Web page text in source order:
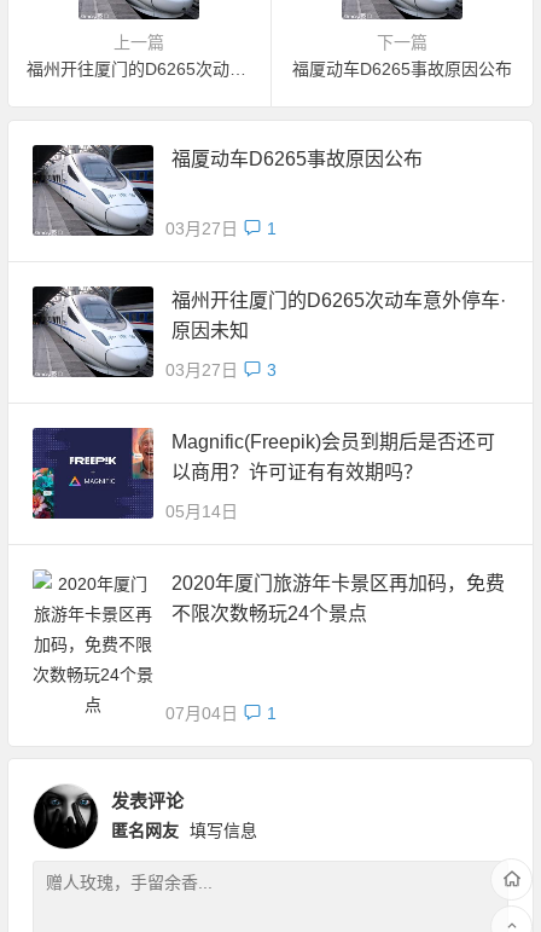
上一篇
福州开往厦门的D6265次动车意外停车·原因未知
下一篇
福厦动车D6265事故原因公布
福厦动车D6265事故原因公布
03月27日 1
福州开往厦门的D6265次动车意外停车·
原因未知
03月27日 3
Magnific(Freepik)会员到期后是否还可
以商用？许可证有有效期吗？
05月14日
2020年厦门旅游年卡景区再加码，免费
不限次数畅玩24个景点
07月04日 1
发表评论
匿名网友 填写信息